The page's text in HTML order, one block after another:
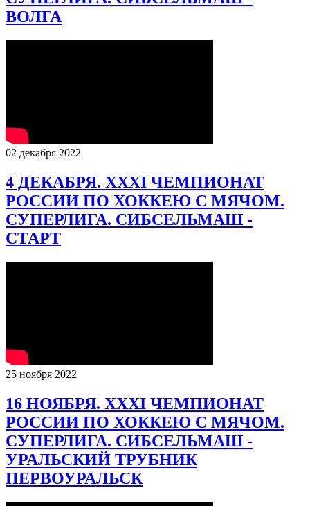
ВОЛГА
02 декабря 2022
4 ДЕКАБРЯ. XXXI ЧЕМПИОНАТ
РОССИИ ПО ХОККЕЮ С МЯЧОМ.
СУПЕРЛИГА. СИБСЕЛЬМАШ -
СТАРТ
25 ноября 2022
16 НОЯБРЯ. XXXI ЧЕМПИОНАТ
РОССИИ ПО ХОККЕЮ С МЯЧОМ.
СУПЕРЛИГА. СИБСЕЛЬМАШ -
УРАЛЬСКИЙ ТРУБНИК
ПЕРВОУРАЛЬСК